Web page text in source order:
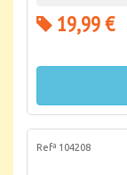
19,99 €
Refª 104208